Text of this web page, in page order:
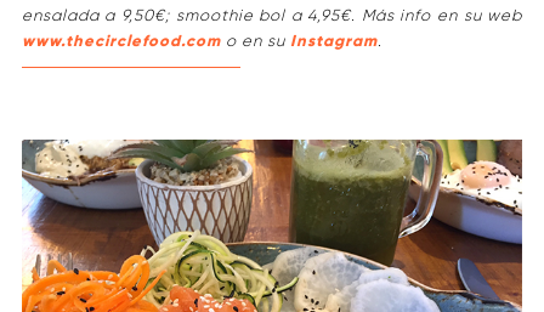
ensalada a 9,50€; smoothie bol a 4,95€. Más info en su web
www.thecirclefood.como en su Instagram.